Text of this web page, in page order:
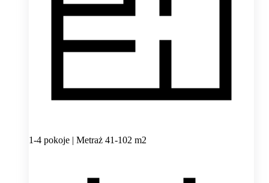
1-4 pokoje | Metraż 41-102 m2